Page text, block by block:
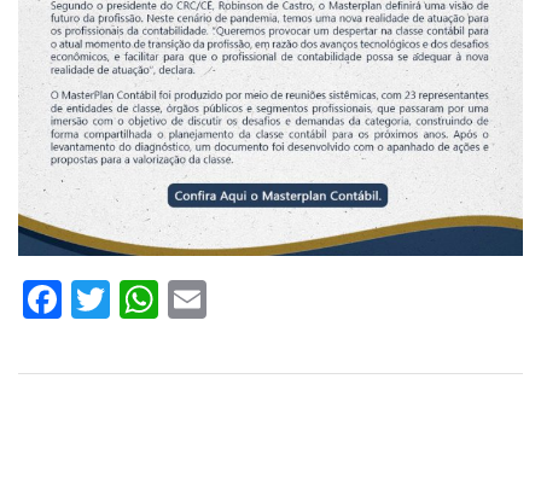
Facebook
TwitterWhatsApp